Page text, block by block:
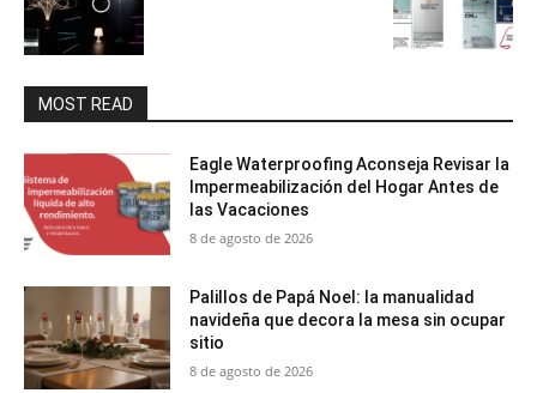
MOST READ
Eagle Waterproofing Aconseja Revisar la
Impermeabilización del Hogar Antes de
las Vacaciones
8 de agosto de 2026
Palillos de Papá Noel: la manualidad
navideña que decora la mesa sin ocupar
sitio
8 de agosto de 2026